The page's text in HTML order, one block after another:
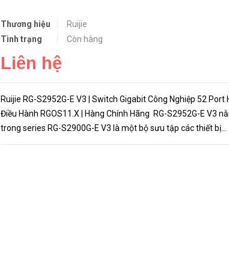
Thương hiệu
Ruijie
Tình trạng
Còn hàng
Liên hệ
Ruijie RG-S2952G-E V3 | Switch Gigabit Công Nghiệp 52 Port
Điều Hành RGOS11.X | Hàng Chính Hãng RG-S2952G-E V3
trong series RG-S2900G-E V3 là một bộ sưu tập các thiết bị